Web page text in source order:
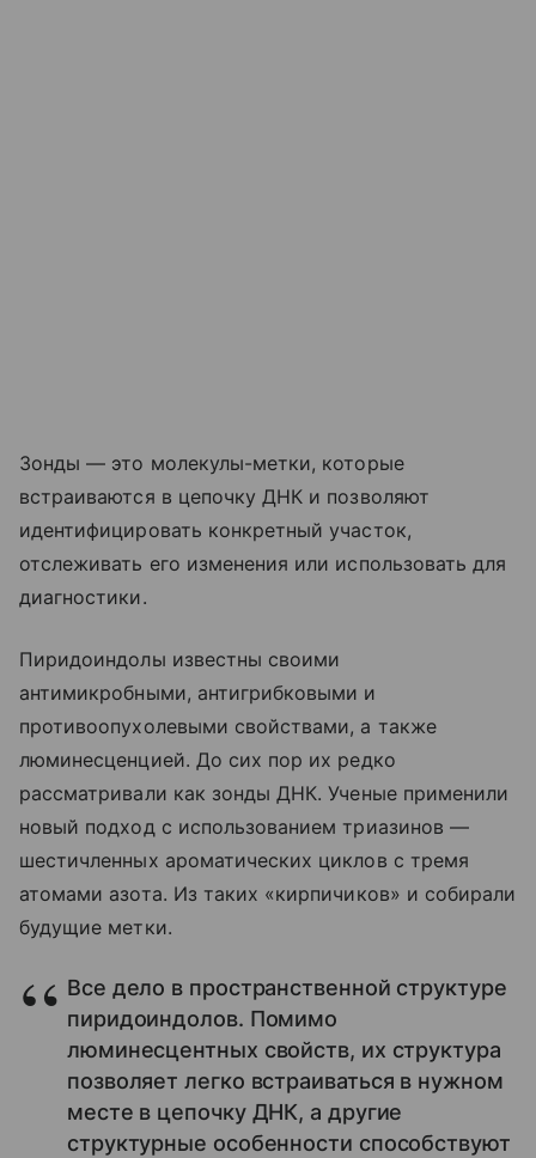
Зонды — это молекулы-метки, которые
встраиваются в цепочку ДНК и позволяют
идентифицировать конкретный участок,
отслеживать его изменения или использовать для
диагностики.
Пиридоиндолы известны своими
антимикробными, антигрибковыми и
противоопухолевыми свойствами, а также
люминесценцией. До сих пор их редко
рассматривали как зонды ДНК. Ученые применили
новый подход с использованием триазинов —
шестичленных ароматических циклов с тремя
атомами азота. Из таких «кирпичиков» и собирали
будущие метки.
Все дело в пространственной структуре
пиридоиндолов. Помимо
люминесцентных свойств, их структура
позволяет легко встраиваться в нужном
месте в цепочку ДНК, а другие
структурные особенности способствуют